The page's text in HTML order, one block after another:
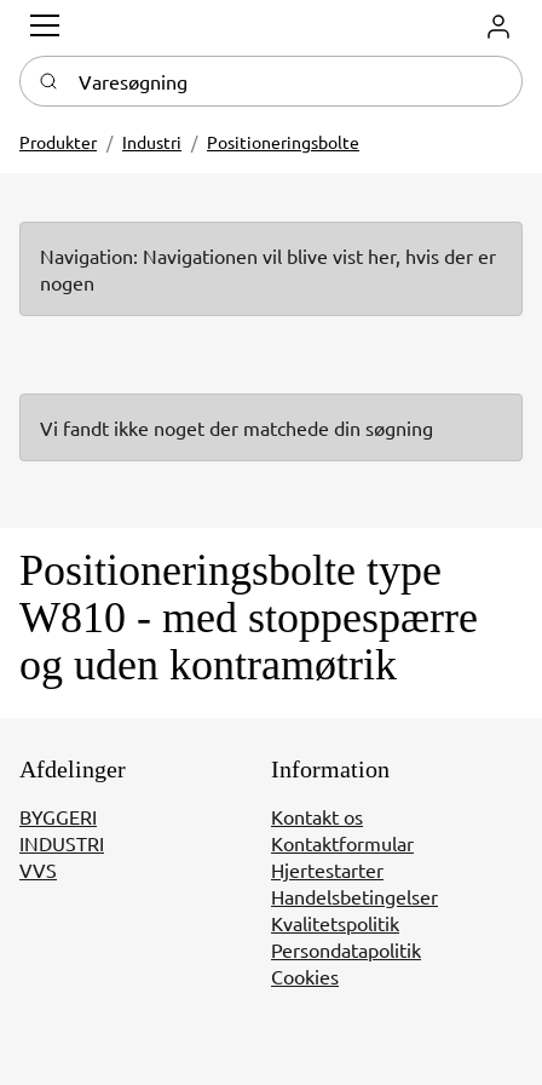
Log
Varesøgning
Produkter Industri Positioneringsbolte
Navigation: Navigationen vil blive vist her, hvis der er
nogen
Vi fandt ikke noget der matchede din søgning
Positioneringsbolte type
W810 - med stoppespærre
og uden kontramøtrik
Afdelinger
BYGGERI
INDUSTRI
VVS
Information
Kontakt os
Kontaktformular
Hjertestarter
Handelsbetingelser
Kvalitetspolitik
Persondatapolitik
Cookies